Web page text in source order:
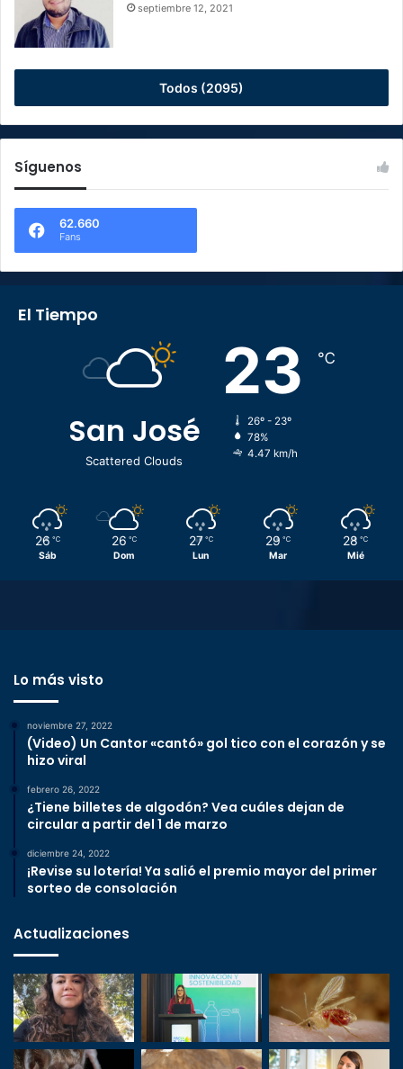
septiembre 12, 2021
Todos (2095)
Síguenos
62.660
Fans
El Tiempo
San José
Scattered Clouds
23 ℃
26º - 23º
78%
4.47 km/h
26 ℃
Sáb
26 ℃
Dom
27 ℃
Lun
29 ℃
Mar
28 ℃
Mié
Lo más visto
noviembre 27, 2022
(Video) Un Cantor «cantó» gol tico con el corazón y se
hizo viral
febrero 26, 2022
¿Tiene billetes de algodón? Vea cuáles dejan de
circular a partir del 1 de marzo
diciembre 24, 2022
¡Revise su lotería! Ya salió el premio mayor del primer
sorteo de consolación
Actualizaciones